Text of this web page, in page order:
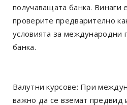
получаващата банка. Винаги
проверите предварително
условията за международни
банка.
Валутни курсове: При
важно да се вземат предвид